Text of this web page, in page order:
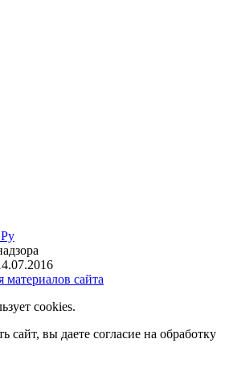
материалов сайта
cookies.
сайт, вы даете согласие на обработку